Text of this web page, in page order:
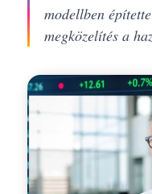
modellben
megközelítés a